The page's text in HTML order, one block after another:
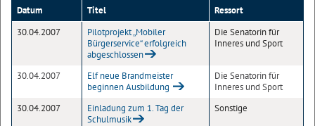
Datum Titel
Ressort
30.04.2007
Pilotprojekt „Mobiler
Bürgerservice“ erfolgreich
abgeschlossen
Die Senatorin für
Inneres und Sport
30.04.2007
Elf neue Brandmeister
beginnen Ausbildung
Die Senatorin für
Inneres und Sport
30.04.2007
Einladung zum 1. Tag der
Schulmusik
Sonstige